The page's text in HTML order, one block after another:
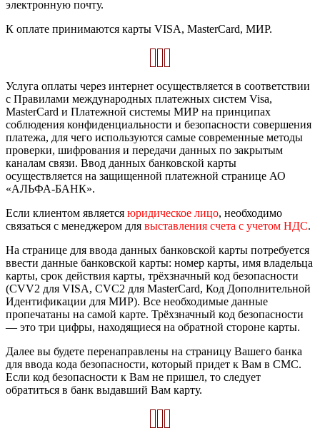
электронную почту.
К оплате принимаются карты VISA, MasterCard, МИР.
Услуга оплаты через интернет осуществляется в соответствии
с Правилами международных платежных систем Visa,
MasterCard и Платежной системы МИР на принципах
соблюдения конфиденциальности и безопасности совершения
платежа, для чего используются самые современные методы
проверки, шифрования и передачи данных по закрытым
каналам связи. Ввод данных банковской карты
осуществляется на защищенной платежной странице АО
«АЛЬФА-БАНК».
Если клиентом является юридическое лицо, необходимо
связаться с менеджером для выставления счета с учетом НДС.
На странице для ввода данных банковской карты потребуется
ввести данные банковской карты: номер карты, имя владельца
карты, срок действия карты, трёхзначный код безопасности
(CVV2 для VISA, CVC2 для MasterCard, Код Дополнительной
Идентификации для МИР). Все необходимые данные
пропечатаны на самой карте. Трёхзначный код безопасности
— это три цифры, находящиеся на обратной стороне карты.
Далее вы будете перенаправлены на страницу Вашего банка
для ввода кода безопасности, который придет к Вам в СМС.
Если код безопасности к Вам не пришел, то следует
обратиться в банк выдавший Вам карту.